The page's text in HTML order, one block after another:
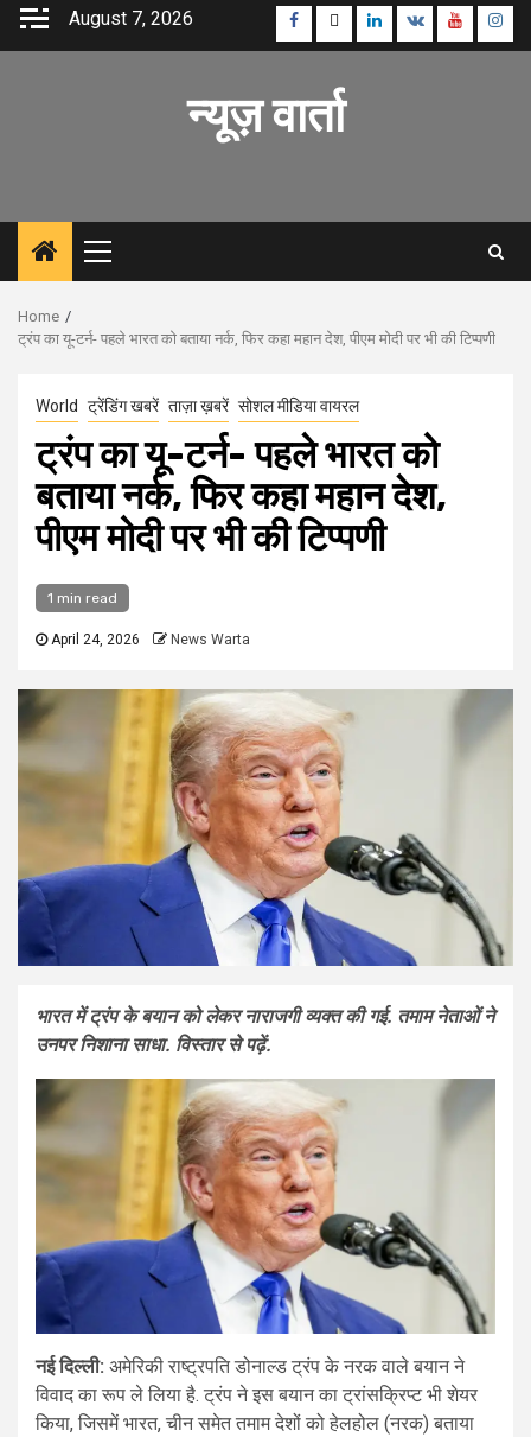
Skip
August 7, 2026 Facebook
TwitterLinkedin
VK Youtube
न्यूज़ वार्ता
Primary
Menu
Home
ट्रंप का यू-टर्न- पहले भारत को बताया नर्क, फिर कहा महान देश, पीएम मोदी पर भी की टिप्पणी
World ट्रेंडिंग खबरें ताज़ा ख़बरें सोशल मीडिया वायरल
ट्रंप का यू-टर्न- पहले भारत को
बताया नर्क, फिर कहा महान देश,
पीएम मोदी पर भी की टिप्पणी
1 min read
April 24, 2026 News Warta
भारत में ट्रंप के बयान को लेकर नाराजगी व्यक्त की गई. तमाम नेताओं ने
उनपर निशाना साधा. विस्तार से पढ़ें.
नई दिल्ली: अमेरिकी राष्ट्रपति डोनाल्ड ट्रंप के नरक वाले बयान ने
विवाद का रूप ले लिया है. ट्रंप ने इस बयान का ट्रांसक्रिप्ट भी शेयर
किया, जिसमें भारत, चीन समेत तमाम देशों को हेलहोल (नरक) बताया